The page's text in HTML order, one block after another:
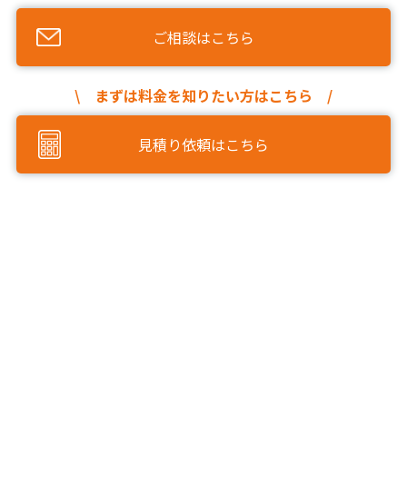
ご相談はこちら
\ まずは料金を知りたい方はこちら /
見積り依頼はこちら